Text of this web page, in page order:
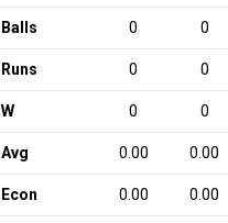
Balls 0 0
Runs 0 0
W 0 0
Avg 0.00 0.00
Econ 0.00 0.00